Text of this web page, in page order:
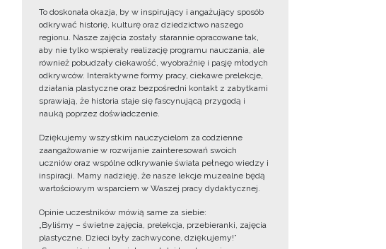
To doskonała okazja, by w inspirujący i angażujący sposób
odkrywać historię, kulturę oraz dziedzictwo naszego
regionu. Nasze zajęcia zostały starannie opracowane tak,
aby nie tylko wspierały realizację programu nauczania, ale
również pobudzały ciekawość, wyobraźnię i pasję młodych
odkrywców. Interaktywne formy pracy, ciekawe prelekcje,
działania plastyczne oraz bezpośredni kontakt z zabytkami
sprawiają, że historia staje się fascynującą przygodą i
nauką poprzez doświadczenie.
Dziękujemy wszystkim nauczycielom za codzienne
zaangażowanie w rozwijanie zainteresowań swoich
uczniów oraz wspólne odkrywanie świata pełnego wiedzy i
inspiracji. Mamy nadzieję, że nasze lekcje muzealne będą
wartościowym wsparciem w Waszej pracy dydaktycznej.
Opinie uczestników mówią same za siebie:
„Byliśmy – świetne zajęcia, prelekcja, przebieranki, zajęcia
plastyczne. Dzieci były zachwycone, dziękujemy!”